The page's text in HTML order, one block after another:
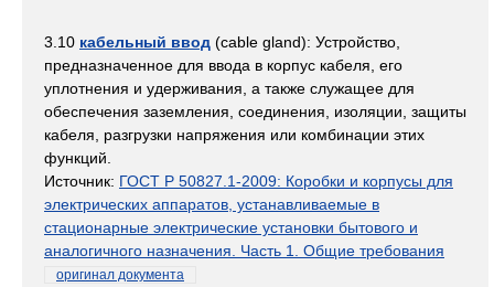
3.10 кабельный ввод (cable gland): Устройство,
предназначенное для ввода в корпус кабеля, его
уплотнения и удерживания, а также служащее для
обеспечения заземления, соединения, изоляции, защиты
кабеля, разгрузки напряжения или комбинации этих
функций.
Источник: ГОСТ Р 50827.1-2009: Коробки и корпусы для
электрических аппаратов, устанавливаемые в
стационарные электрические установки бытового и
аналогичного назначения. Часть 1. Общие требования
оригинал документа